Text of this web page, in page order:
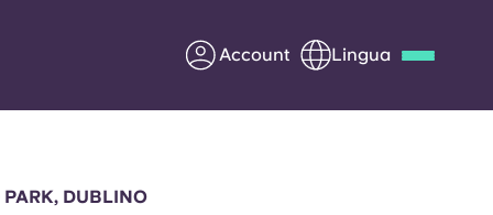
Account Lingua
DUBLINO